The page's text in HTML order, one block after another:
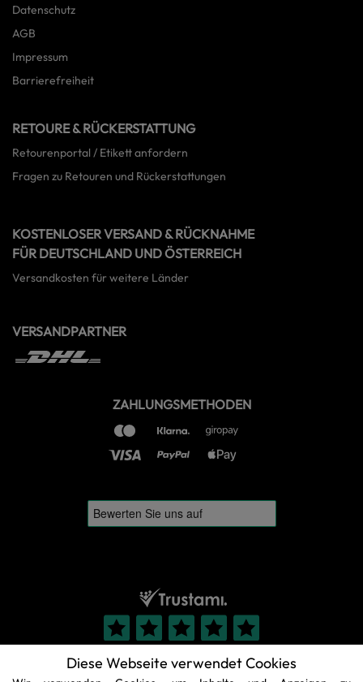
Diese Webseite verwendet Cookies
Datenschutz
AGB
Impressum
Barrierefreiheit
RETOURE & RÜCKERSTATTUNG
Retourenportal / Etikett anfordern
Fragen zu Retouren und Rückerstattungen
KOSTENLOSER VERSAND & RÜCKNAHME
FÜR DEUTSCHLAND UND ÖSTERREICH
Versandkosten für weitere Länder
VERSANDPARTNER
ZAHLUNGSMETHODEN